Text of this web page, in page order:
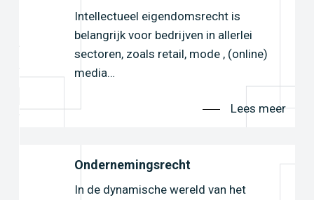
Intellectueel eigendomsrecht is
belangrijk voor bedrijven in allerlei
sectoren, zoals retail, mode , (online)
media…
Lees meer
Ondernemingsrecht
In de dynamische wereld van het